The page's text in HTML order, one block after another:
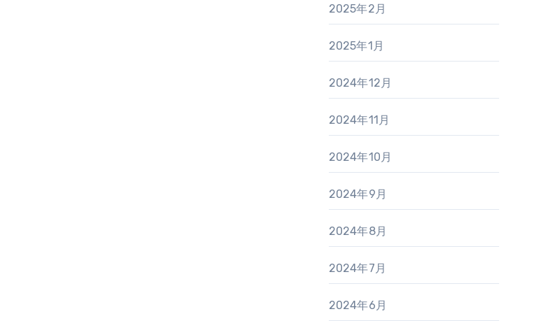
2025年2月
2025年1月
2024年12月
2024年11月
2024年10月
2024年9月
2024年8月
2024年7月
2024年6月